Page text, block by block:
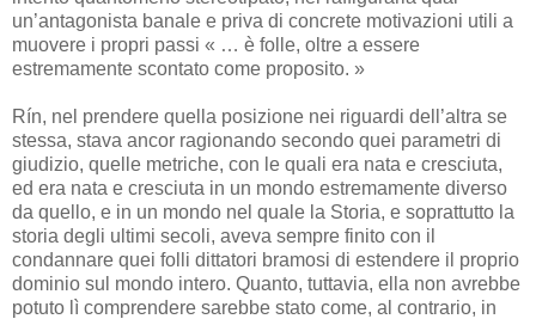
un’antagonista banale e priva di concrete motivazioni utili a
muovere i propri passi « … è folle, oltre a essere
estremamente scontato come proposito. »
Rín, nel prendere quella posizione nei riguardi dell’altra se
stessa, stava ancor ragionando secondo quei parametri di
giudizio, quelle metriche, con le quali era nata e cresciuta,
ed era nata e cresciuta in un mondo estremamente diverso
da quello, e in un mondo nel quale la Storia, e soprattutto la
storia degli ultimi secoli, aveva sempre finito con il
condannare quei folli dittatori bramosi di estendere il proprio
dominio sul mondo intero. Quanto, tuttavia, ella non avrebbe
potuto lì comprendere sarebbe stato come, al contrario, in